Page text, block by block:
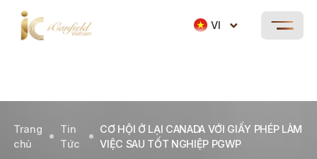
VI
Trang
chủ
Tin
Tức
CƠ HỘI Ở LẠI CANADA VỚI GIẤY PHÉP LÀM
VIỆC SAU TỐT NGHIỆP PGWP